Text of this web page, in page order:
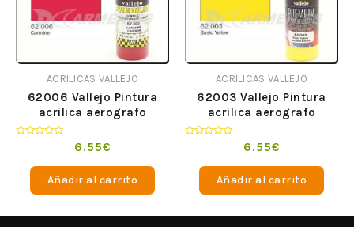
ACRILICAS VALLEJO
62006 Vallejo Pintura
acrilica aerografo
Premium opaco Carmin
60 ml
6.55€
Añadir al carrito
ACRILICAS VALLEJO
62003 Vallejo Pintura
acrilica aerografo
Premium opaco Amarillo
Basico 60 ml
6.55€
Añadir al carrito